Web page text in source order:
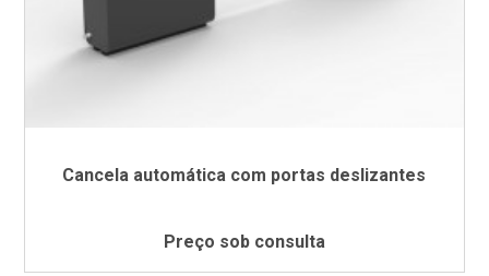
Cancela automática com portas deslizantes
Preço sob consulta